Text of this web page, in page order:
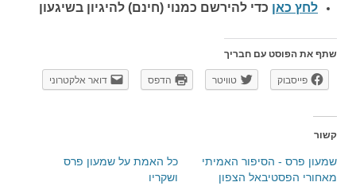
לחץ כאן כדי להירשם כמנוי (חינם) להיגיון בשיגעון
שתף את הפוסט עם חבריך
פייסבוק טוויטר הדפס דואר אלקטרוני
קשור
שמעון פרס - הסיפור האמיתי
מאחורי הפסטיבאל הצפון
כל האמת על שמעון פרס
ושקריו